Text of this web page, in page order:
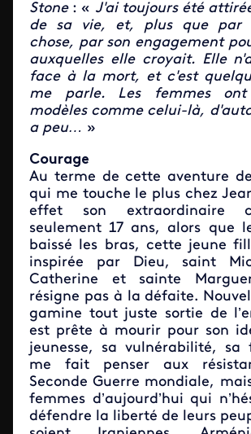
Stone: « J'ai toujours été
de sa vie, et, plus que par
chose, par son engagement
auxquelles elle croyait. Elle
face à la mort, et c'est
me parle. Les femmes
modèles comme celui-là,
a peu… »
Courage
Au terme de cette aventure
qui me touche le plus chez
effet son extraordinaire
seulement 17 ans, alors que
baissé les bras, cette jeune
inspirée par Dieu, saint
Catherine et sainte
résigne pas à la défaite.
gamine tout juste sortie de
est prête à mourir pour son
jeunesse, sa vulnérabilité, sa
me fait penser aux
Seconde Guerre mondiale,
femmes d’aujourd’hui qui
défendre la liberté de leurs